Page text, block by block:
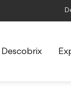
Descobrix